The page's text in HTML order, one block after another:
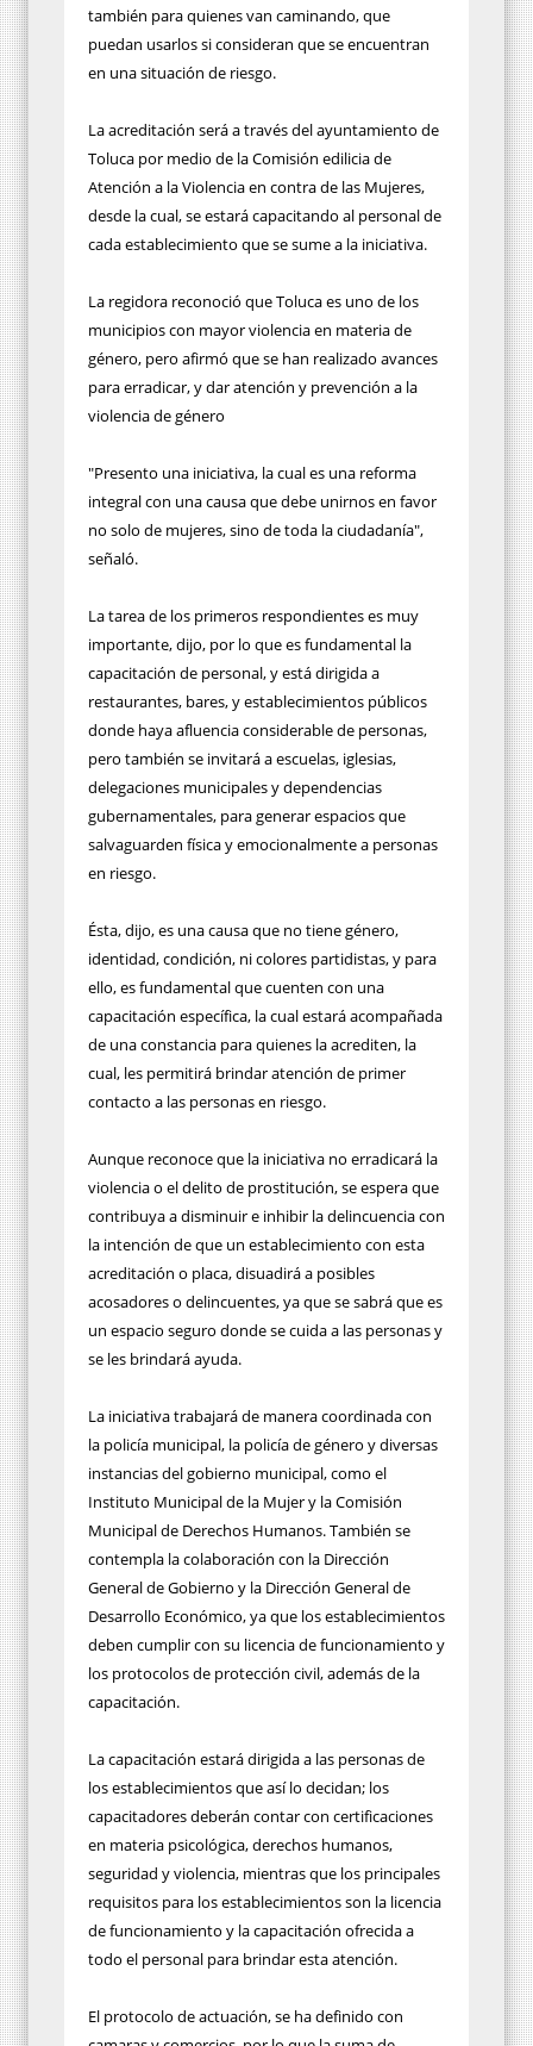
también para quienes van caminando, que
puedan usarlos si consideran que se encuentran
en una situación de riesgo.
La acreditación será a través del ayuntamiento de
Toluca por medio de la Comisión edilicia de
Atención a la Violencia en contra de las Mujeres,
desde la cual, se estará capacitando al personal de
cada establecimiento que se sume a la iniciativa.
La regidora reconoció que Toluca es uno de los
municipios con mayor violencia en materia de
género, pero afirmó que se han realizado avances
para erradicar, y dar atención y prevención a la
violencia de género
"Presento una iniciativa, la cual es una reforma
integral con una causa que debe unirnos en favor
no solo de mujeres, sino de toda la ciudadanía",
señaló.
La tarea de los primeros respondientes es muy
importante, dijo, por lo que es fundamental la
capacitación de personal, y está dirigida a
restaurantes, bares, y establecimientos públicos
donde haya afluencia considerable de personas,
pero también se invitará a escuelas, iglesias,
delegaciones municipales y dependencias
gubernamentales, para generar espacios que
salvaguarden física y emocionalmente a personas
en riesgo.
Ésta, dijo, es una causa que no tiene género,
identidad, condición, ni colores partidistas, y para
ello, es fundamental que cuenten con una
capacitación específica, la cual estará acompañada
de una constancia para quienes la acrediten, la
cual, les permitirá brindar atención de primer
contacto a las personas en riesgo.
Aunque reconoce que la iniciativa no erradicará la
violencia o el delito de prostitución, se espera que
contribuya a disminuir e inhibir la delincuencia con
la intención de que un establecimiento con esta
acreditación o placa, disuadirá a posibles
acosadores o delincuentes, ya que se sabrá que es
un espacio seguro donde se cuida a las personas y
se les brindará ayuda.
La iniciativa trabajará de manera coordinada con
la policía municipal, la policía de género y diversas
instancias del gobierno municipal, como el
Instituto Municipal de la Mujer y la Comisión
Municipal de Derechos Humanos. También se
contempla la colaboración con la Dirección
General de Gobierno y la Dirección General de
Desarrollo Económico, ya que los establecimientos
deben cumplir con su licencia de funcionamiento y
los protocolos de protección civil, además de la
capacitación.
La capacitación estará dirigida a las personas de
los establecimientos que así lo decidan; los
capacitadores deberán contar con certificaciones
en materia psicológica, derechos humanos,
seguridad y violencia, mientras que los principales
requisitos para los establecimientos son la licencia
de funcionamiento y la capacitación ofrecida a
todo el personal para brindar esta atención.
El protocolo de actuación, se ha definido con